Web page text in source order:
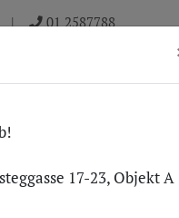
| 01 2587788
17-23, Objekt A